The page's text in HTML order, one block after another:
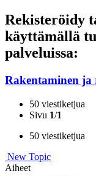
Rekisteröidy
käyttämällä
palveluissa:
Rakentaminen ja
50 viestiketjua
Sivu 1/1
50 viestiketjua
New Topic
Aiheet